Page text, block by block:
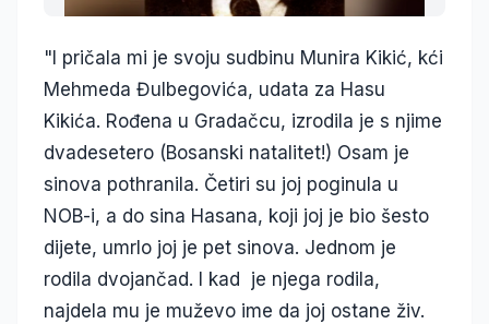
"I pričala mi je svoju sudbinu Munira Kikić, kći
Mehmeda Đulbegovića, udata za Hasu
Kikića. Rođena u Gradačcu, izrodila je s njime
dvadesetero (Bosanski natalitet!) Osam je
sinova pothranila. Četiri su joj poginula u
NOB-i, a do sina Hasana, koji joj je bio šesto
dijete, umrlo joj je pet sinova. Jednom je
rodila dvojančad. I kad je njega rodila,
najdela mu je muževo ime da joj ostane živ.